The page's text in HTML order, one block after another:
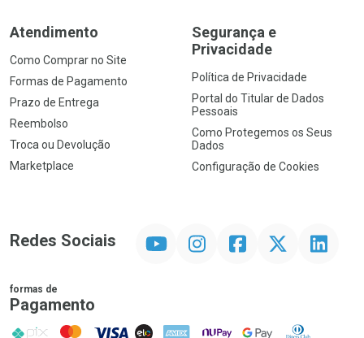
Atendimento
Como Comprar no Site
Formas de Pagamento
Prazo de Entrega
Reembolso
Troca ou Devolução
Marketplace
Segurança e
Privacidade
Política de Privacidade
Portal do Titular de Dados
Pessoais
Como Protegemos os Seus
Dados
Configuração de Cookies
Redes Sociais InstagramFacebook Linkedin
formas de
Pagamento
PIX MasterCard
VISA ELO AMEX NuPay Google PayDiners Club